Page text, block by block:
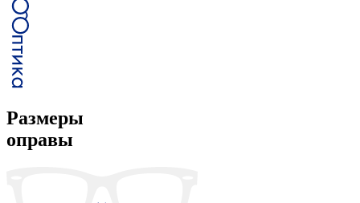
Размеры
оправы